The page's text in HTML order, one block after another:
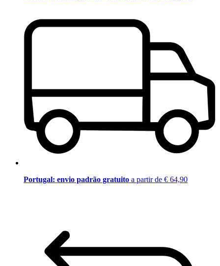
Portugal: envio padrão gratuito a partir de € 64,90